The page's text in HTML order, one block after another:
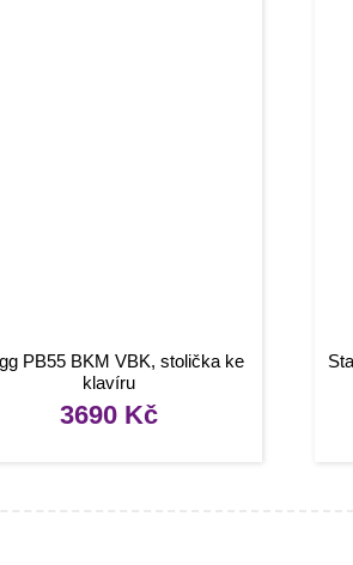
PB55 BKM VBK, stolička ke
klavíru
3690 Kč